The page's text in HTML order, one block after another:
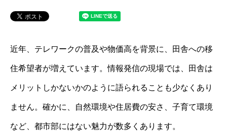
近年、テレワークの普及や物価高を背景に、田舎への移
住希望者が増えています。情報発信の現場では、田舎は
メリットしかないかのように語られることも少なくあり
ません。確かに、自然環境や住居費の安さ、子育て環境
など、都市部にはない魅力が数多くあります。